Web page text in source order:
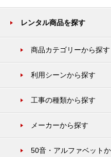
レンタル商品を探す
商品カテゴリーから探す
利用シーンから探す
工事の種類から探す
メーカーから探す
50音・アルファベット